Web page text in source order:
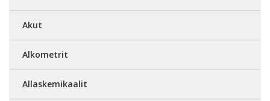
Akut
Alkometrit
Allaskemikaalit